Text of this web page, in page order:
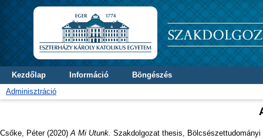
Kezdőlap Információ
Böngészés
Adminisztráció
Csőke, Péter(2020) A Mi Utunk. Szakdolgozat thesis, Bölcsészettudományi